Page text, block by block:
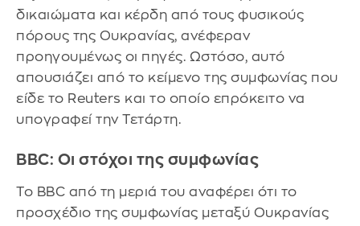
δικαιώματα και κέρδη από τους φυσικούς
πόρους της Ουκρανίας, ανέφεραν
προηγουμένως οι πηγές. Ωστόσο, αυτό
απουσιάζει από το κείμενο της συμφωνίας που
είδε το Reuters και το οποίο επρόκειτο να
υπογραφεί την Τετάρτη.
BBC: Οι στόχοι της συμφωνίας
Το BBC από τη μεριά του αναφέρει ότι το
προσχέδιο της συμφωνίας μεταξύ Ουκρανίας